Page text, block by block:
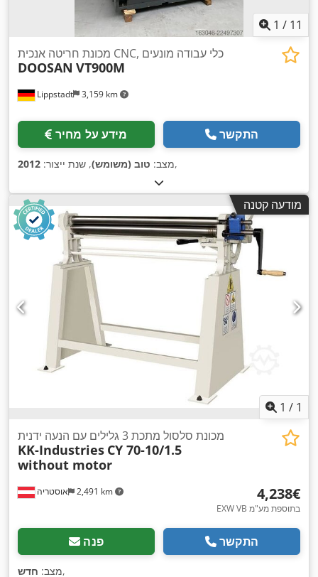
1 / 11
Lippstadt 3,159 km
מכונת חריטה אנכית CNC, כלי עבודה מונעים
DOOSAN VT900M
מידע על מחיר התקשר
מצב: טוב (משומש), שנת ייצור: 2012 ,
מודעה קטנה
1 / 1
אוסטריה 2,491 km
מכונת סלסול מתכת 3 גלילים עם הנעה ידנית
KK-Industries CY 70-10/1.5
without motor
‏4,238 ‏€
EXW VB בתוספת מע"מ
פנה התקשר
מצב: חדש ,